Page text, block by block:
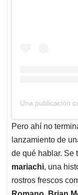
Una publicación
Pero ahí no
lanzamiento de
de qué hablar. Se
mariachi, una
rostros frescos